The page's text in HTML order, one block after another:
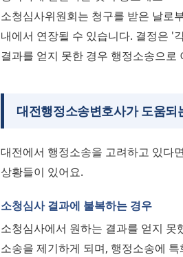
소청심사위원회는 청구를 받은 날로
내에서 연장될 수 있습니다. 결정은 '
결과를 얻지 못한 경우 행정소송으로
대전행정소송변호사가 도움되
대전에서 행정소송을 고려하고 있다
상황들이 있어요.
소청심사 결과에 불복하는 경우
소청심사에서 원하는 결과를 얻지
소송을 제기하게 되며, 행정소송에